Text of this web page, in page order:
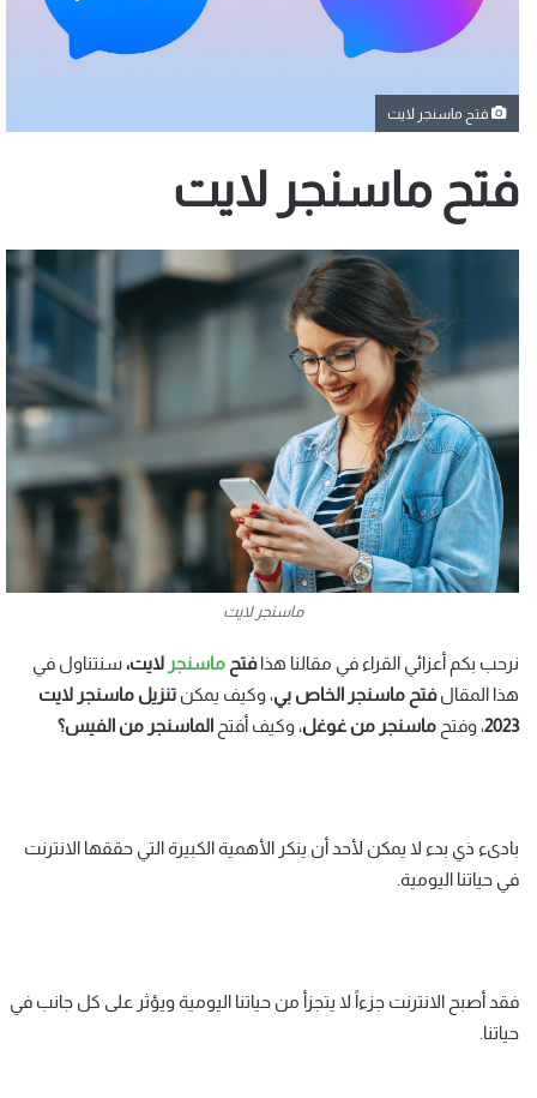
فتح ماسنجر لايت
فتح ماسنجر لايت
ماسنجر لايت
نرحب بكم أعزائي القراء في مقالنا هذافتح ماسنجر لايت،سنتناول في
هذا المقالفتح ماسنجر الخاص بي، وكيف يمكن تنزيل ماسنجر لايت
2023، وفتح ماسنجر من غوغل، وكيف أفتح الماسنجر من الفيس؟
بادىء ذي بدء لا يمكن لأحد أن ينكر الأهمية الكبيرة التي حققها الانترنت
في حياتنا اليومية.
فقد أصبح الانترنت جزءاً لا يتجزأ من حياتنا اليومية ويؤثر على كل جانب في
حياتنا.